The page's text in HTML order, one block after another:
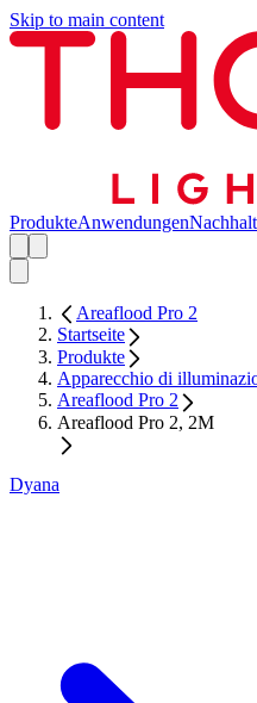
Skip to main content
ProdukteAnwendungen
Areaflood Pro 2
Startseite
Produkte
Apparecchio di
Areaflood Pro 2
Areaflood Pro 2, 2M
Dyana